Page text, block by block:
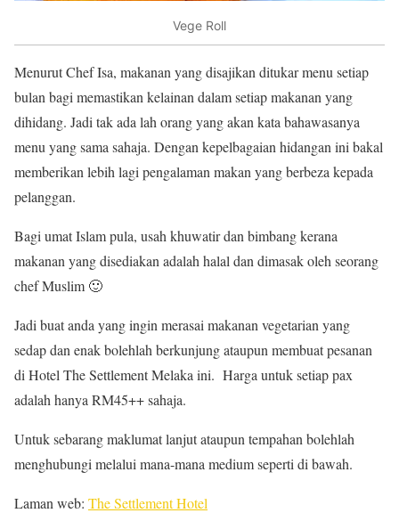
Vege Roll
Menurut Chef Isa, makanan yang disajikan ditukar menu setiap
bulan bagi memastikan kelainan dalam setiap makanan yang
dihidang. Jadi tak ada lah orang yang akan kata bahawasanya
menu yang sama sahaja. Dengan kepelbagaian hidangan ini bakal
memberikan lebih lagi pengalaman makan yang berbeza kepada
pelanggan.
Bagi umat Islam pula, usah khuwatir dan bimbang kerana
makanan yang disediakan adalah halal dan dimasak oleh seorang
chef Muslim 🙂
Jadi buat anda yang ingin merasai makanan vegetarian yang
sedap dan enak bolehlah berkunjung ataupun membuat pesanan
di Hotel The Settlement Melaka ini. Harga untuk setiap pax
adalah hanya RM45++ sahaja.
Untuk sebarang maklumat lanjut ataupun tempahan bolehlah
menghubungi melalui mana-mana medium seperti di bawah.
Laman web: The Settlement Hotel